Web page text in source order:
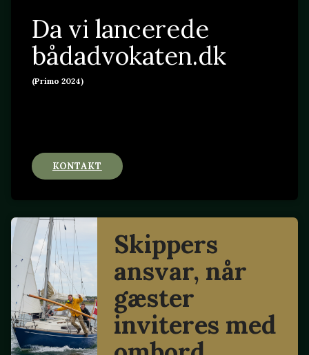
Da vi lancerede
bådadvokaten.dk
(Primo 2024)
KONTAKT
Skippers
ansvar, når
gæster
inviteres med